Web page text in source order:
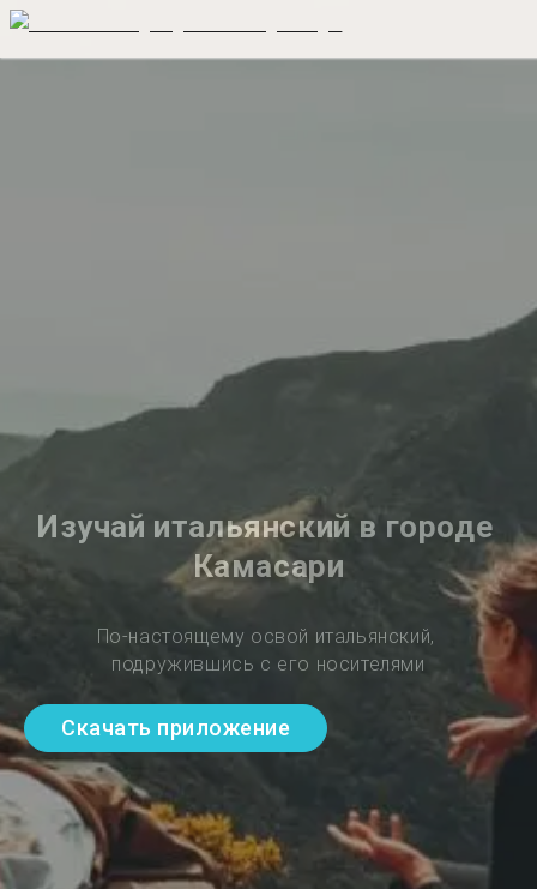
Изучай итальянский в городе
Камасари
По-настоящему освой итальянский,
подружившись с его носителями
Скачать приложение